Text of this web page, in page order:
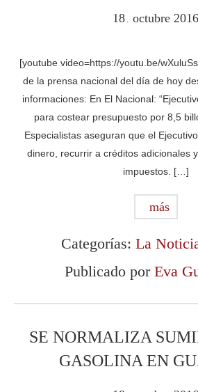
18 . octubre 2016
[youtube video=https://youtu.be/
de la prensa nacional del día de hoy
informaciones: En El Nacional:
para costear presupuesto por 8,5
Especialistas aseguran que el
dinero, recurrir a créditos adicionales
impuestos. […]
más
Categorías: La
Publicado por Eva
SE NORMALIZA
GASOLINA EN